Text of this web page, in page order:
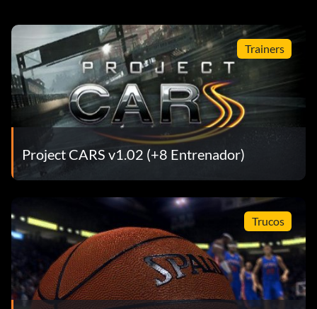
Trainers
Project CARS v1.02 (+8 Entrenador)
Trucos